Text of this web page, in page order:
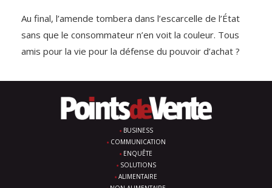
Au final, l’amende tombera dans l’escarcelle de l’État
sans que le consommateur n’en voit la couleur. Tous
amis pour la vie pour la défense du pouvoir d’achat ?
BUSINESS
COMMUNICATION
ENQUÊTE
SOLUTIONS
ALIMENTAIRE